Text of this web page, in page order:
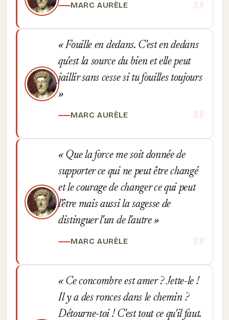
MARC AURÈLE
Fouille en dedans. C'est en dedans
qu'est la source du bien et elle peut
jaillir sans cesse si tu fouilles toujours
MARC AURÈLE
Que la force me soit donnée de
supporter ce qui ne peut être changé
et le courage de changer ce qui peut
l'être mais aussi la sagesse de
distinguer l'un de l'autre
MARC AURÈLE
Ce concombre est amer ? Jette-le !
Il y a des ronces dans le chemin ?
Détourne-toi ! C'est tout ce qu'il faut.